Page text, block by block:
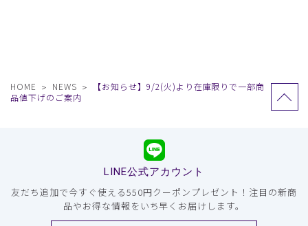
HOME NEWS
【お知らせ】9/2(火)より在庫限りで一部商
品値下げのご案内
LINE公式アカウント
友だち追加で今すぐ使える550円クーポンプレゼント！注目の新商
品やお得な情報をいち早くお届けします。